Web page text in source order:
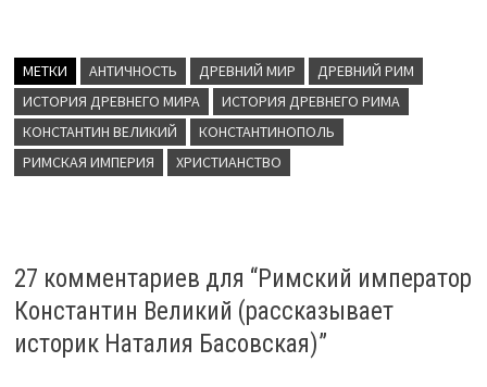
МЕТКИ АНТИЧНОСТЬ ДРЕВНИЙ МИР
ДРЕВНИЙ РИМ
ИСТОРИЯ ДРЕВНЕГО МИРА
ИСТОРИЯ ДРЕВНЕГО РИМА
КОНСТАНТИН ВЕЛИКИЙ
КОНСТАНТИНОПОЛЬ
РИМСКАЯ ИМПЕРИЯ
ХРИСТИАНСТВО
27 комментариев для “Римский император
Константин Великий (рассказывает
историк Наталия Басовская)”